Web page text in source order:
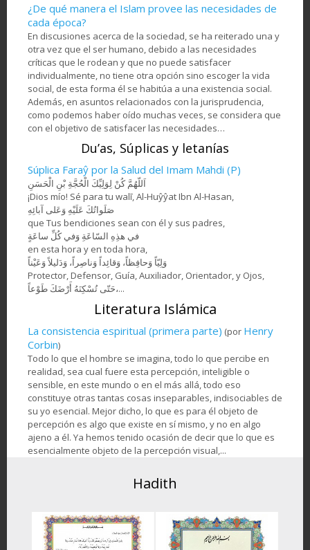
¿De qué manera el Islam provee las necesidades de
cada época?
En discusiones acerca de la sociedad, se ha reiterado una y
otra vez que el ser humano, debido a las necesidades
críticas que le rodean y que no puede satisfacer
individualmente, no tiene otra opción sino escoger la vida
social, de esta forma él se habitúa a una existencia social.
Además, en asuntos relacionados con la jurisprudencia,
como podemos haber oído muchas veces, se considera que
con el objetivo de satisfacer las necesidades…
Du’as, Súplicas y letanías
Súplica Faraŷ por la Salud del Imam Mahdi (P)
اَللّهُمَّ كُنْ لِوَلِيِّكَ الْحُجَّةِ بْنِ الْحَسَنِ
¡Dios mío! Sé para tu walī, Al-Huŷŷat Ibn Al-Hasan,
صَلَواتُكَ عَلَيْهِ وَعَلى آبائِهِ
que Tus bendiciones sean con él y sus padres,
في هذِهِ السّاعَةِ وَفي كُلِّ ساعَةٍ
en esta hora y en toda hora,
وَلِيّاً وَحافِظاً، وَقائِداً ‏وَناصِراً، وَدَليلاً وَعَيْناً
Protector, Defensor, Guía, Auxiliador, Orientador, y Ojos,
حَتّى تُسْكِنَهُ أَرْضَكَ طَوْعاً،...
Literatura Islámica
La consistencia espiritual (primera parte) (por Henry
Corbin)
Todo lo que el hombre se imagina, todo lo que percibe en
realidad, sea cual fuere esta percepción, inteligible o
sensible, en este mundo o en el más allá, todo eso
constituye otras tantas cosas inseparables, indisociables de
su yo esencial. Mejor dicho, lo que es para él objeto de
percepción es algo que existe en sí mismo, y no en algo
ajeno a él. Ya hemos tenido ocasión de decir que lo que es
esencialmente objeto de la percepción visual,...
Hadith